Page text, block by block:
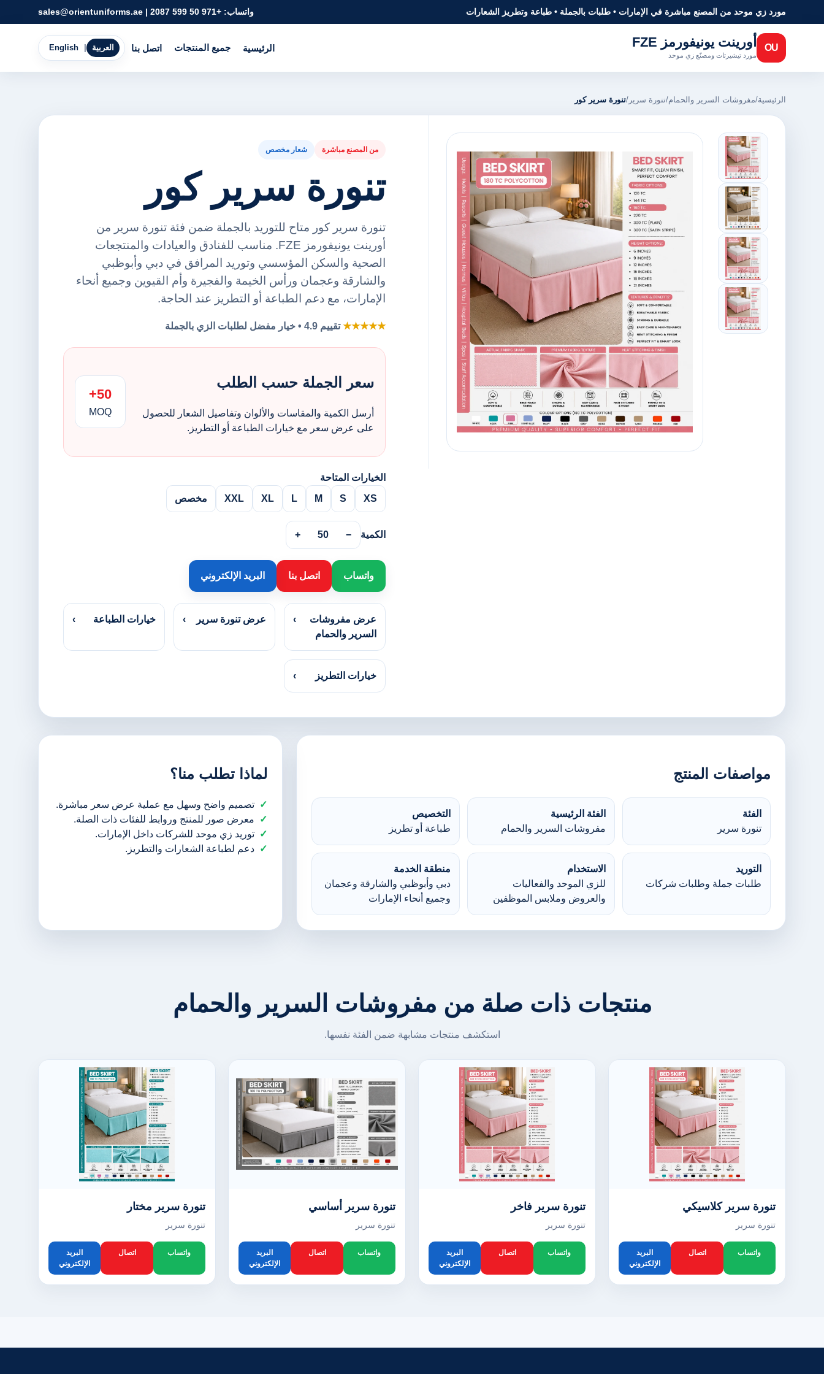
مورد زي موحد من المصنع مباشرة في الإمارات • طلبات بالجملة • طباعة وتطريز الشعارات واتساب: +971 50 599 2087
|
sales@orientuniforms.ae
OU أورينت يونيفورمز FZE
مورد تيشيرتات ومصنّع زي موحد
الرئيسية جميع المنتجات اتصل بنا English العربية
الرئيسية/مفروشات السرير والحمام/تنورة سرير /تنورة سرير كور
من المصنع مباشرة شعار مخصص
تنورة سرير كور
تنورة سرير كور متاح للتوريد بالجملة ضمن فئة تنورة سرير من
أورينت يونيفورمز FZE. مناسب للفنادق والعيادات والمنتجعات
الصحية والسكن المؤسسي وتوريد المرافق في دبي وأبوظبي
والشارقة وعجمان ورأس الخيمة والفجيرة وأم القيوين وجميع أنحاء
الإمارات، مع دعم الطباعة أو التطريز عند الحاجة.
★★★★★تقييم 4.9 • خيار مفضل لطلبات الزي بالجملة
سعر الجملة حسب الطلب
أرسل الكمية والمقاسات والألوان وتفاصيل الشعار للحصول
على عرض سعر مع خيارات الطباعة أو التطريز.
50+
MOQ
الخيارات المتاحة
XS
S
M
L
XL
XXL مخصص
الكمية −
50
+
واتساب اتصل بنا البريد الإلكتروني
عرض مفروشات
السرير والحمام
› عرض تنورة سرير › خيارات الطباعة ›
خيارات التطريز ›
مواصفات المنتج
الفئة
تنورة سرير
الفئة الرئيسية
مفروشات السرير والحمام
التخصيص
طباعة أو تطريز
التوريد
طلبات جملة وطلبات شركات
الاستخدام
للزي الموحد والفعاليات
والعروض وملابس الموظفين
منطقة الخدمة
دبي وأبوظبي والشارقة وعجمان
وجميع أنحاء الإمارات
لماذا تطلب منا؟
تصميم واضح وسهل مع عملية عرض سعر مباشرة.
معرض صور للمنتج وروابط للفئات ذات الصلة.
توريد زي موحد للشركات داخل الإمارات.
دعم لطباعة الشعارات والتطريز.
منتجات ذات صلة من مفروشات السرير والحمام
استكشف منتجات مشابهة ضمن الفئة نفسها.
تنورة سرير كلاسيكي
تنورة سرير
واتساب اتصال
البريد
الإلكتروني
تنورة سرير فاخر
تنورة سرير
واتساب اتصال
البريد
الإلكتروني
تنورة سرير أساسي
تنورة سرير
واتساب اتصال
البريد
الإلكتروني
تنورة سرير مختار
تنورة سرير
واتساب اتصال
البريد
الإلكتروني